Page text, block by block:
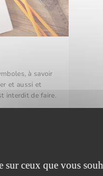
à savoir
et aussi et
interdit de faire.
ceux que vous